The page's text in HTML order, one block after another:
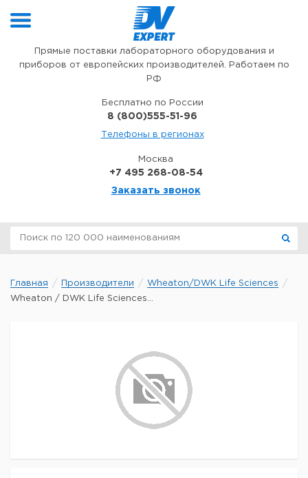
Прямые поставки лабораторного оборудования и
приборов от европейских производителей. Работаем по
РФ
Бесплатно по России
8 (800)555-51-96
Телефоны в регионах
Москва
+7 495 268-08-54
Заказать звонок
Главная Производители
Wheaton/DWK Life Sciences
Wheaton / DWK Life Sciences...